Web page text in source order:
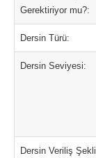
Gerektiriyor mu?:
Dersin Türü:
Dersin Seviyesi:
Dersin Veriliş